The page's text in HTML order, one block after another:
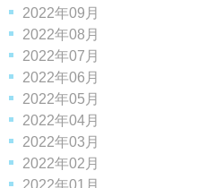
2022年09月
2022年08月
2022年07月
2022年06月
2022年05月
2022年04月
2022年03月
2022年02月
2022年01月